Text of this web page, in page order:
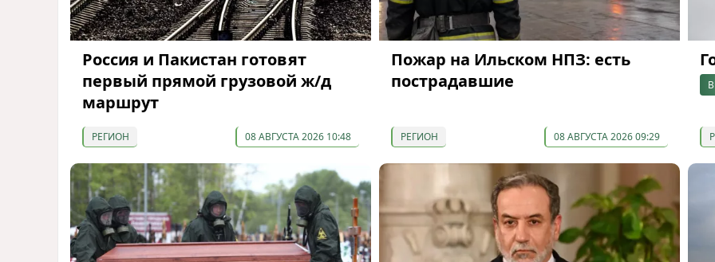
Россия и Пакистан готовят
первый прямой грузовой ж/д
маршрут
РЕГИОН 08 АВГУСТА 2026 10:48
Пожар на Ильском НПЗ: есть
пострадавшие
РЕГИОН 08 АВГУСТА 2026 09:29